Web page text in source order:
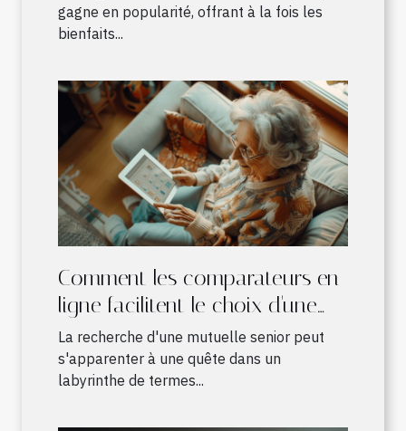
gagne en popularité, offrant à la fois les
bienfaits...
Comment les comparateurs en
ligne facilitent le choix d'une
mutuelle senior adaptée
La recherche d'une mutuelle senior peut
s'apparenter à une quête dans un
labyrinthe de termes...